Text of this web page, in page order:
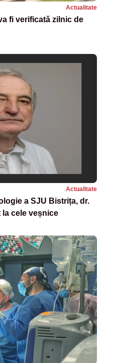
Actualitate
fi verificată zilnic de
Actualitate
a SJU Bistrița, dr.
la cele veșnice